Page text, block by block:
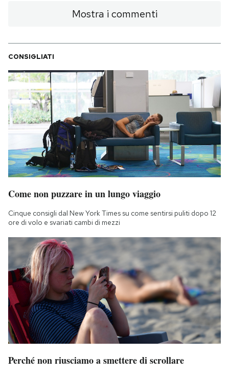
Mostra i commenti
CONSIGLIATI
Come non puzzare in un lungo viaggio
Cinque consigli dal New York Times su come sentirsi puliti dopo 12
ore di volo e svariati cambi di mezzi
Perché non riusciamo a smettere di scrollare